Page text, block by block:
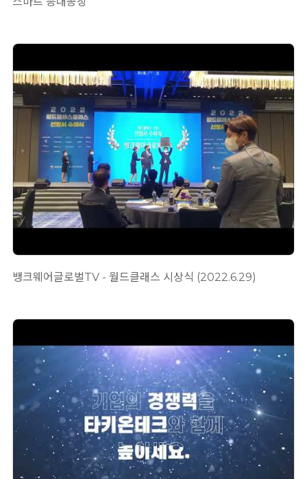
뱅크웨어글로벌TV - 월드클래스 시상식 (2022.6.29)